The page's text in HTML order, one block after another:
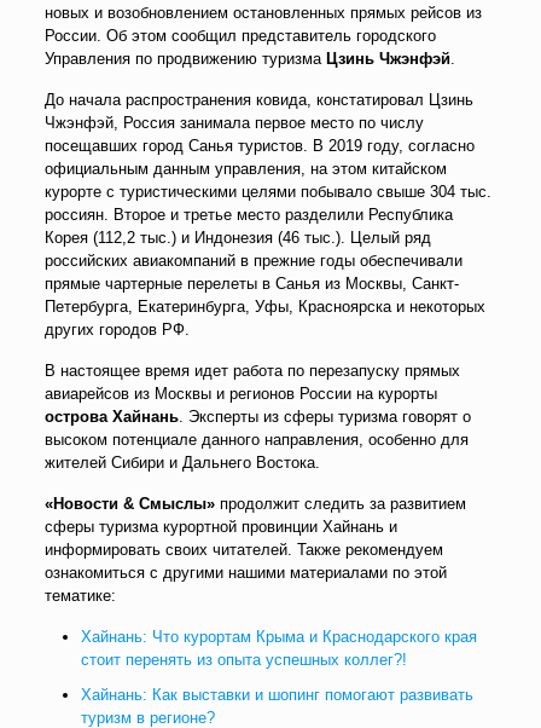
новых и возобновлением остановленных прямых рейсов из
России. Об этом сообщил представитель городского
Управления по продвижению туризма Цзинь Чжэнфэй.
До начала распространения ковида, констатировал Цзинь
Чжэнфэй, Россия занимала первое место по числу
посещавших город Санья туристов. В 2019 году, согласно
официальным данным управления, на этом китайском
курорте с туристическими целями побывало свыше 304 тыс.
россиян. Второе и третье место разделили Республика
Корея (112,2 тыс.) и Индонезия (46 тыс.). Целый ряд
российских авиакомпаний в прежние годы обеспечивали
прямые чартерные перелеты в Санья из Москвы, Санкт-
Петербурга, Екатеринбурга, Уфы, Красноярска и некоторых
других городов РФ.
В настоящее время идет работа по перезапуску прямых
авиарейсов из Москвы и регионов России на курорты
острова Хайнань. Эксперты из сферы туризма говорят о
высоком потенциале данного направления, особенно для
жителей Сибири и Дальнего Востока.
«Новости & Смыслы»продолжит следить за развитием
сферы туризма курортной провинции Хайнань и
информировать своих читателей. Также рекомендуем
ознакомиться с другими нашими материалами по этой
тематике:
Хайнань: Что курортам Крыма и Краснодарского края
стоит перенять из опыта успешных коллег?!
Хайнань: Как выставки и шопинг помогают развивать
туризм в регионе?